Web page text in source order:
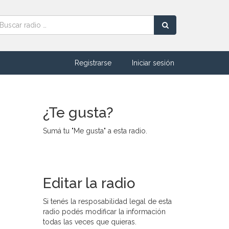
Registrarse Iniciar sesión
¿Te gusta?
Sumá tu "Me gusta" a esta radio.
Editar la radio
Si tenés la resposabilidad legal de esta
radio podés modificar la información
todas las veces que quieras.